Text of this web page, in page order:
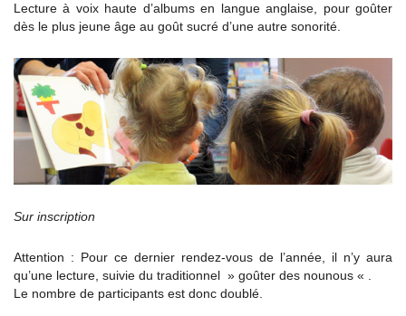
Lecture à voix haute d’albums en langue anglaise, pour goûter
dès le plus jeune âge au goût sucré d’une autre sonorité.
Sur inscription
Attention : Pour ce dernier rendez-vous de l’année, il n’y aura
qu’une lecture, suivie du traditionnel » goûter des nounous « .
Le nombre de participants est donc doublé.